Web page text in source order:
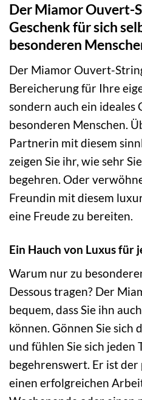
Der Miamor Ouvert-
Geschenk für sich
besonderen
Der Miamor Ouvert-
Bereicherung für Ihre
sondern auch ein ideales
besonderen Menschen.
Partnerin mit diesem
zeigen Sie ihr, wie sehr
begehren. Oder
Freundin mit diesem
eine Freude zu bereiten.
Ein Hauch von Luxus für
Warum nur zu
Dessous tragen? Der
bequem, dass Sie ihn
können. Gönnen Sie sich
und fühlen Sie sich jeden
begehrenswert. Er ist
einen erfolgreichen